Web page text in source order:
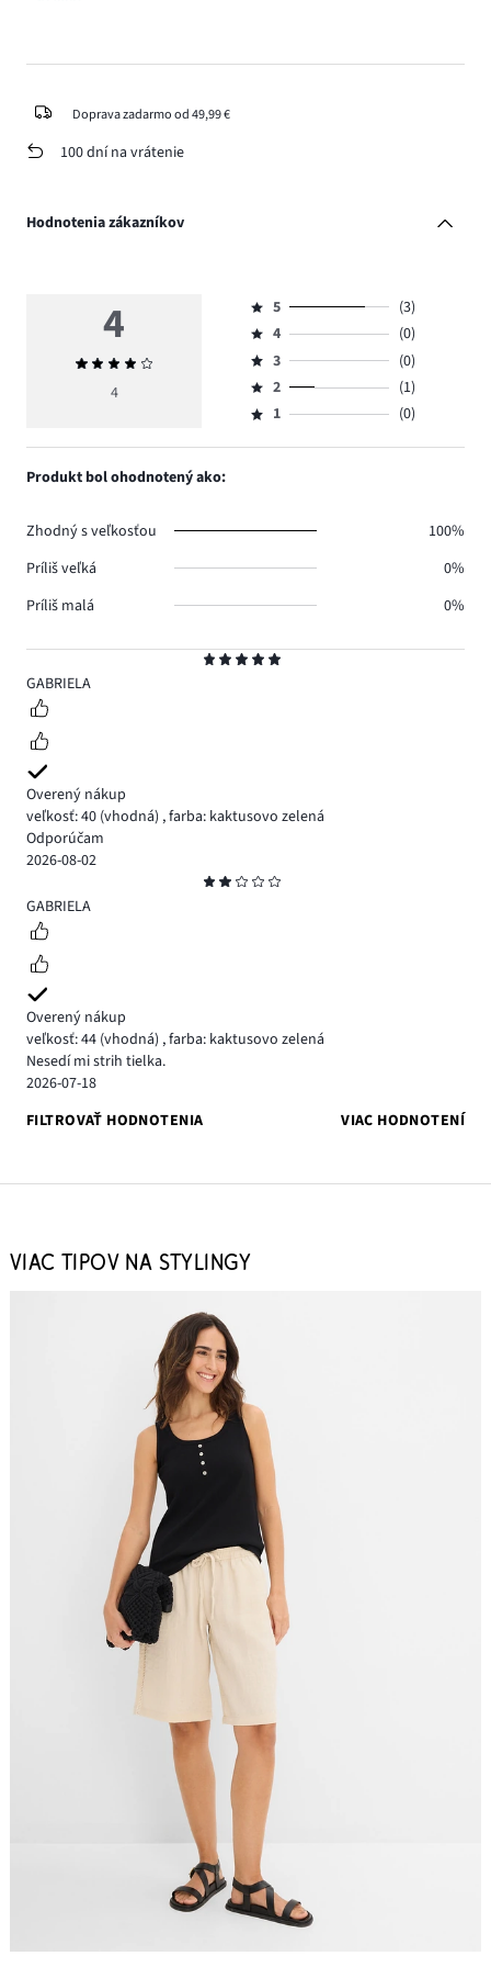
Doprava zadarmo od 49,99 €
100 dní na vrátenie
Hodnotenia zákazníkov
5
GABRIELA
Overený nákup
veľkosť: 40 (vhodná) ,farba: kaktusovo zelená
Odporúčam
2026-08-02
2
GABRIELA
Overený nákup
veľkosť: 44 (vhodná) ,farba: kaktusovo zelená
Nesedí mi strih tielka.
2026-07-18
FILTROVAŤ HODNOTENIA
VIAC HODNOTENÍ
4
Priemerné
hodnotenie
4
Hodnotenie
5,
počet
hlasov
3.
5
(3)
Hodnotenie
4,
počet
hlasov
4
(0)
Hodnotenie
3,
počet
3
(0)
Hodnotenie
2,
2
(1)
Hodnotenie
1,
1 (0)
Produkt bol ohodnotený ako:
Zhodný s veľkosťou
100%
Príliš veľká
0%
Príliš malá
0%
VIAC TIPOV NA STYLINGY